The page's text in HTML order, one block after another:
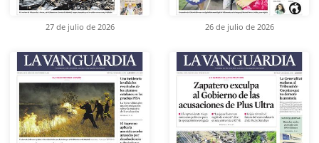
27 de julio de 2026 26 de julio de 2026